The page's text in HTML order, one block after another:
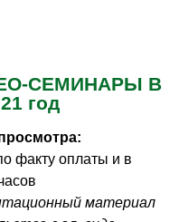
СЕМИНАРЫ В
год
факту оплаты и в
материал